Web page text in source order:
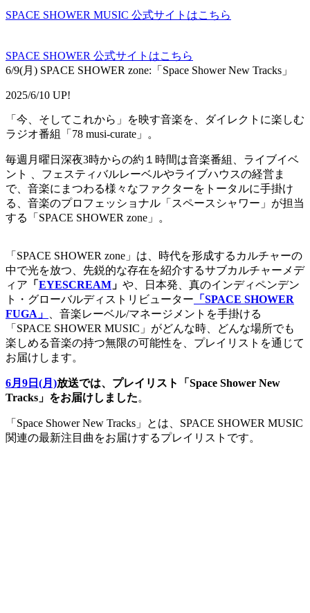
SPACE SHOWER MUSIC 公式サイトはこちら
SPACE SHOWER 公式サイトはこちら
6/9(月) SPACE SHOWER zone:「Space Shower New Tracks」
2025/6/10 UP!
「今、そしてこれから」を映す音楽を、ダイレクトに楽しむ
ラジオ番組「78 musi-curate」。
毎週月曜日深夜3時からの約１時間は音楽番組、ライブイベ
ント 、フェスティバルレーベルやライブハウスの経営ま
で、音楽にまつわる様々なファクターをトータルに手掛け
る、音楽のプロフェッショナル「スペースシャワー」が担当
する「SPACE SHOWER zone」。
「SPACE SHOWER zone」は、時代を形成するカルチャーの
中で光を放つ、先鋭的な存在を紹介するサブカルチャーメデ
ィア 「 EYESCREAM 」 や、日本発、真のインディペンデン
ト・グローバルディストリビューター 「SPACE SHOWER
FUGA」
、音楽レーベル/マネージメントを手掛ける
「SPACE SHOWER MUSIC」がどんな時、どんな場所でも
楽しめる音楽の持つ無限の可能性を、プレイリストを通じて
お届けします。
6月9日(月)放送では、プレイリスト「Space Shower New
Tracks」をお届けしました。
「Space Shower New Tracks」とは、SPACE SHOWER MUSIC
関連の最新注目曲をお届けするプレイリストです。